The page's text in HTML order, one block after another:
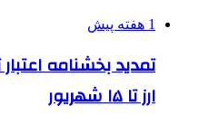
1 هفته پیش
تمدید بخشنامه
ارز تا ۱۵ شهریور